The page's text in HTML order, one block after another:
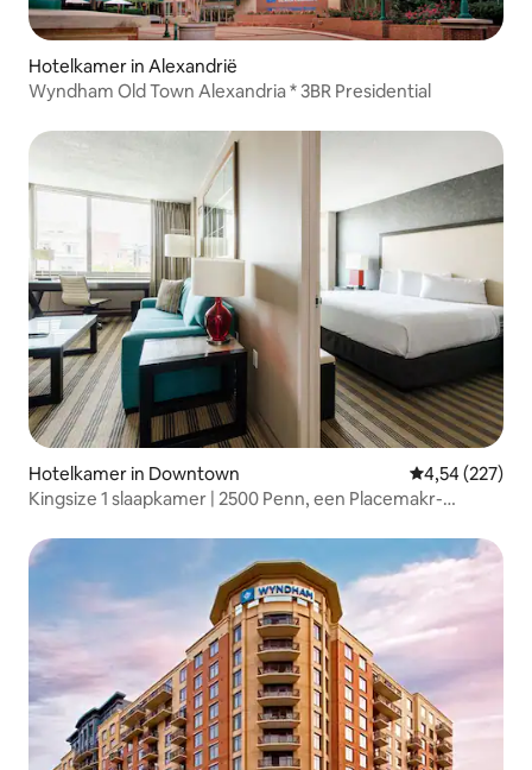
Hotelkamer in Alexandrië
Wyndham Old Town Alexandria * 3BR Presidential
Hotelkamer in Downtown Gemiddelde
4,54 (227)
Kingsize 1 slaapkamer | 2500 Penn, een Placemakr-